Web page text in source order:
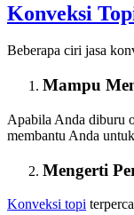
Konveksi
Beberapa ciri jasa
Mampu
Apabila Anda diburu
membantu Anda
Mengerti
Konveksi topi